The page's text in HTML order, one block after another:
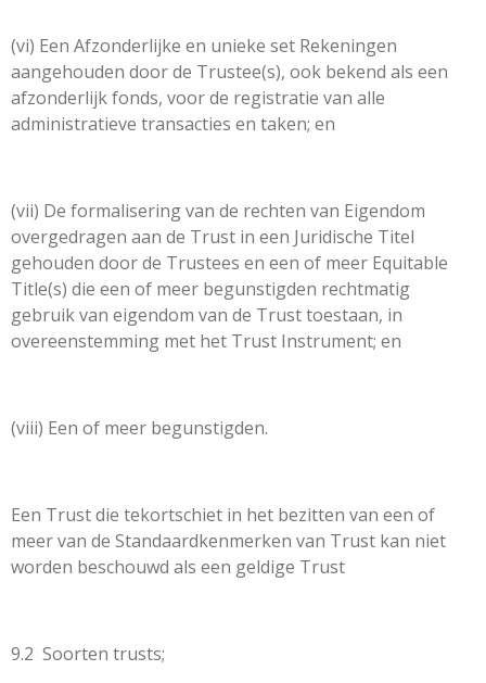
(vi) Een Afzonderlijke en unieke set Rekeningen
aangehouden door de Trustee(s), ook bekend als een
afzonderlijk fonds, voor de registratie van alle
administratieve transacties en taken; en
(vii) De formalisering van de rechten van Eigendom
overgedragen aan de Trust in een Juridische Titel
gehouden door de Trustees en een of meer Equitable
Title(s) die een of meer begunstigden rechtmatig
gebruik van eigendom van de Trust toestaan, in
overeenstemming met het Trust Instrument; en
(viii) Een of meer begunstigden.
Een Trust die tekortschiet in het bezitten van een of
meer van de Standaardkenmerken van Trust kan niet
worden beschouwd als een geldige Trust
9.2 Soorten trusts;